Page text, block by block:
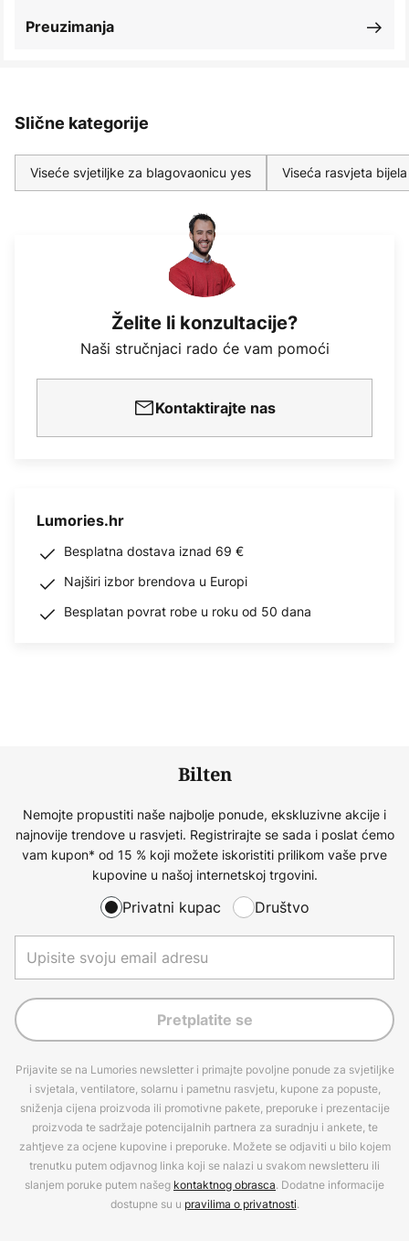
Preuzimanja
Slične kategorije
Viseće svjetiljke za blagovaonicu yes Viseća rasvjeta bijela
Želite li konzultacije?
Naši stručnjaci rado će vam pomoći
Kontaktirajte nas
Lumories.hr
Besplatna dostava iznad 69 €
Najširi izbor brendova u Europi
Besplatan povrat robe u roku od 50 dana
Bilten
Nemojte propustiti naše najbolje ponude, ekskluzivne akcije i
najnovije trendove u rasvjeti. Registrirajte se sada i poslat ćemo
vam kupon* od 15 % koji možete iskoristiti prilikom vaše prve
kupovine u našoj internetskoj trgovini.
Privatni kupac Društvo
Pretplatite se
Prijavite se na Lumories newsletter i primajte povoljne ponude za svjetiljke
i svjetala, ventilatore, solarnu i pametnu rasvjetu, kupone za popuste,
sniženja cijena proizvoda ili promotivne pakete, preporuke i prezentacije
proizvoda te sadržaje potencijalnih partnera za suradnju i ankete, te
zahtjeve za ocjene kupovine i preporuke. Možete se odjaviti u bilo kojem
trenutku putem odjavnog linka koji se nalazi u svakom newsletteru ili
slanjem poruke putem našeg kontaktnog obrasca. Dodatne informacije
dostupne su u pravilima o privatnosti.